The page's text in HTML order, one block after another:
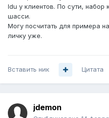
Idu у клиентов. По сути, набор
шасси.
Могу посчитать для примера
личку уже.
Вставить ник Цитата
jdemon